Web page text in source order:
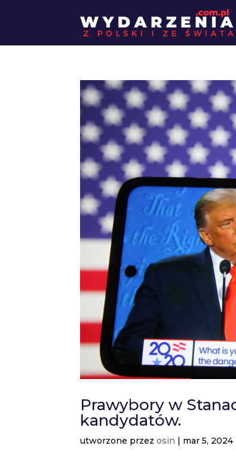
Prawybory w
kandydatów.
utworzone przezosin | mar 5, 2024